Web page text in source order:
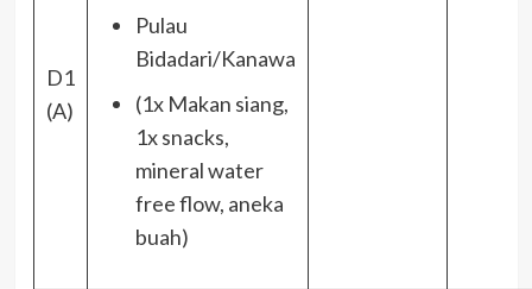
D1
(A)
Pulau
Bidadari/Kanawa
(1x Makan siang,
1x snacks,
mineral water
free flow, aneka
buah)